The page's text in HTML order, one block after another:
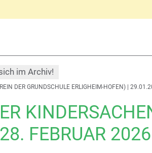
im Archiv!
DER GRUNDSCHULE ERLIGHEIM-HOFEN)|
FEBRUAR 2026